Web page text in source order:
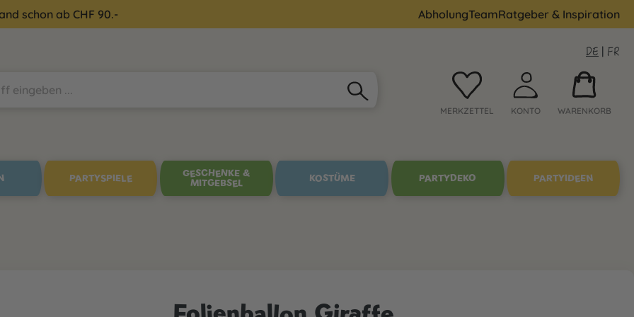
schon ab CHF 90.- AbholungTeamRatgeber & Inspiration
DE | FR
MERKZETTEL KONTO WARENKORB
PARTYSPIELE
GESCHENKE &
MITGEBSEL
KOSTÜME PARTYDEKO PARTYIDEEN